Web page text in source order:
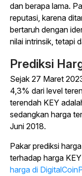
dan berapa lama.
reputasi, karena
bertaruh dengan
nilai intrinsik, tetapi
Prediksi
Sejak 27 Maret
4,3% dari level
terendah KEY
sedangkan harga
Juni 2018.
Pakar prediksi
terhadap harga
harga di